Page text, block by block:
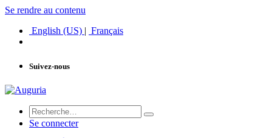
Se rendre au contenu
English (US) | Français
Suivez-nous
Se connecter